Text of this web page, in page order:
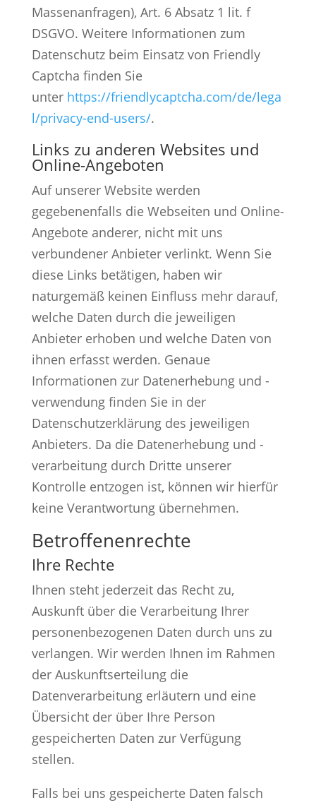
Massenanfragen), Art. 6 Absatz 1 lit. f
DSGVO. Weitere Informationen zum
Datenschutz beim Einsatz von Friendly
Captcha finden Sie
unter https://friendlycaptcha.com/de/lega
l/privacy-end-users/.
Links zu anderen Websites und
Online-Angeboten
Auf unserer Website werden
gegebenenfalls die Webseiten und Online-
Angebote anderer, nicht mit uns
verbundener Anbieter verlinkt. Wenn Sie
diese Links betätigen, haben wir
naturgemäß keinen Einfluss mehr darauf,
welche Daten durch die jeweiligen
Anbieter erhoben und welche Daten von
ihnen erfasst werden. Genaue
Informationen zur Datenerhebung und -
verwendung finden Sie in der
Datenschutzerklärung des jeweiligen
Anbieters. Da die Datenerhebung und -
verarbeitung durch Dritte unserer
Kontrolle entzogen ist, können wir hierfür
keine Verantwortung übernehmen.
Betroffenenrechte
Ihre Rechte
Ihnen steht jederzeit das Recht zu,
Auskunft über die Verarbeitung Ihrer
personenbezogenen Daten durch uns zu
verlangen. Wir werden Ihnen im Rahmen
der Auskunftserteilung die
Datenverarbeitung erläutern und eine
Übersicht der über Ihre Person
gespeicherten Daten zur Verfügung
stellen.
Falls bei uns gespeicherte Daten falsch